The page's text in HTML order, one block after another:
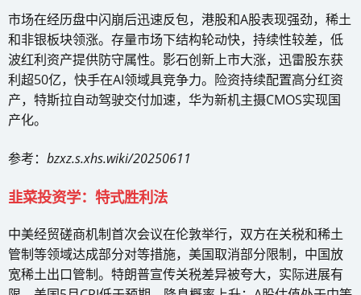
市场在经历盘中闪崩后迅速反包，港股和A股表现强劲，稀土
和非银板块领涨。存量市场下结构轮动快，持续性较差，低
波红利资产提供防守属性。影石创新上市大涨，迅雷股东获
利超50亿，快手在AI领域具竞争力。险资持续配置高分红资
产，特斯拉自动驾驶交付加速，华为新机主摄CMOS实现国
产化。
参考： bzxz.s.xhs.wiki/20250611
韭菜投资学：特式胜利法
中美经贸磋商机制首次会议在伦敦举行，双方在关税和稀土
管制等领域达成部分对等措施，美国取消部分限制，中国放
宽稀土出口管制。特朗普宣传关税差异被夸大，实际进展有